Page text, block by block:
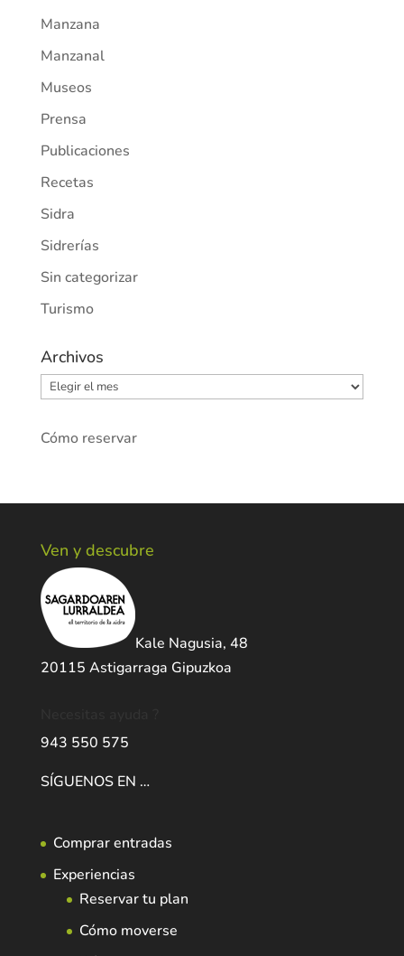
Manzana
Manzanal
Museos
Prensa
Publicaciones
Recetas
Sidra
Sidrerías
Sin categorizar
Turismo
Archivos
Archivos
Cómo reservar
Ven y descubre
Kale Nagusia, 48
20115 Astigarraga Gipuzkoa
943 550 575
SÍGUENOS EN …
Comprar entradas
Experiencias
Reservar tu plan
Cómo moverse